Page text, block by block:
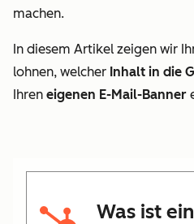
machen.
In diesem Artikel zeigen wir
lohnen, welcher Inhalt in die
Ihren eigenen E-Mail-Banner
Was ist